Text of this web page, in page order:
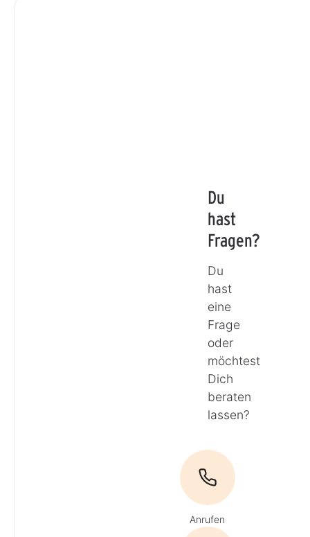
Du
hast
Fragen?
Du
hast
eine
Frage
oder
möchtest
Dich
beraten
lassen?
Anrufen